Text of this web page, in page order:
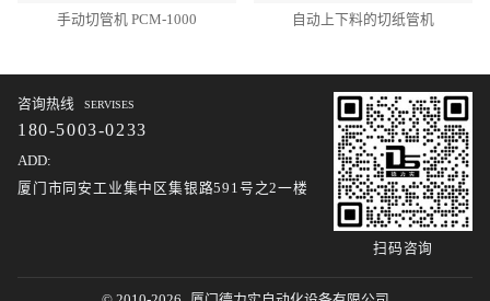
手动切管机 PCM-1000 自动上下料的切纸管机
咨询热线 SERVISES
180-5003-0233
ADD:
厦门市同安工业集中区集银路591号之2一楼
扫码咨询